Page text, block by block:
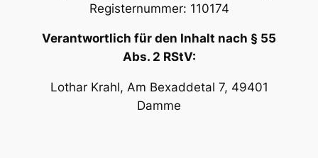
Registernummer: 110174
Verantwortlich für den Inhalt nach § 55
Abs. 2 RStV:
Lothar Krahl, Am Bexaddetal 7, 49401
Damme